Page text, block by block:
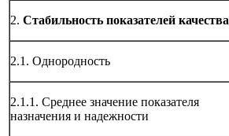
2. Стабильность показателей качества
2.1. Однородность
2.1.1. Среднее значение показателя
назначения и надежности